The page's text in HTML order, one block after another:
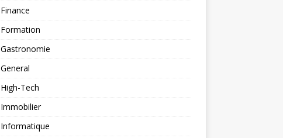
Finance
Formation
Gastronomie
General
High-Tech
Immobilier
Informatique